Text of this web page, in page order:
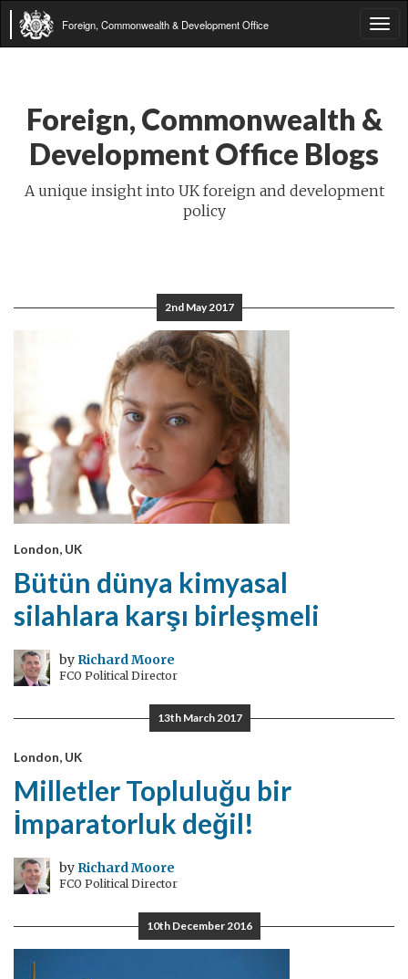
Foreign, Commonwealth & Development Office
Foreign, Commonwealth &
Development Office Blogs
A unique insight into UK foreign and development
policy
2nd May 2017
London, UK
Bütün dünya kimyasal
silahlara karşı birleşmeli
by Richard Moore
FCO Political Director
13th March 2017
London, UK
Milletler Topluluğu bir
İmparatorluk değil!
by Richard Moore
FCO Political Director
10th December 2016